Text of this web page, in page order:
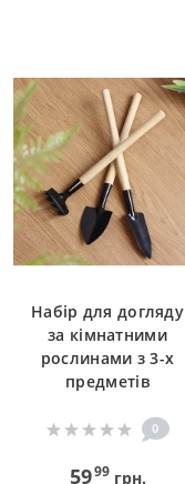
Набір для догляду
за кімнатними
рослинами з 3-х
предметів
0
5999грн.